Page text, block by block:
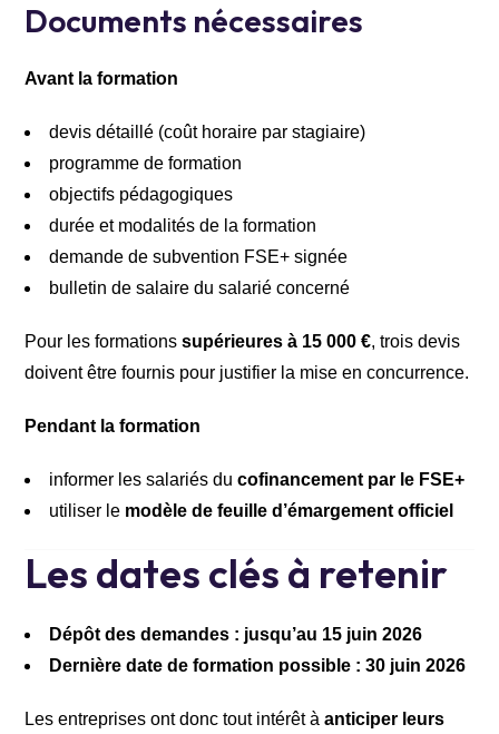
Documents nécessaires
Avant la formation
devis détaillé (coût horaire par stagiaire)
programme de formation
objectifs pédagogiques
durée et modalités de la formation
demande de subvention FSE+ signée
bulletin de salaire du salarié concerné
Pour les formations supérieures à 15 000 €, trois devis
doivent être fournis pour justifier la mise en concurrence.
Pendant la formation
informer les salariés du cofinancement par le FSE+
utiliser le modèle de feuille d’émargement officiel
Les dates clés à retenir
Dépôt des demandes : jusqu’au 15 juin 2026
Dernière date de formation possible : 30 juin 2026
Les entreprises ont donc tout intérêt à anticiper leurs